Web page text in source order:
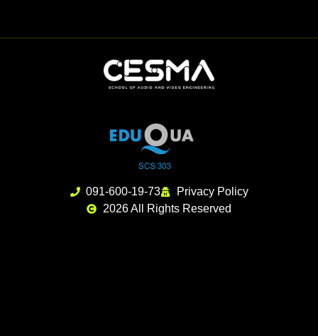
091-600-19-73
Privacy Policy
2026 All Rights Reserved